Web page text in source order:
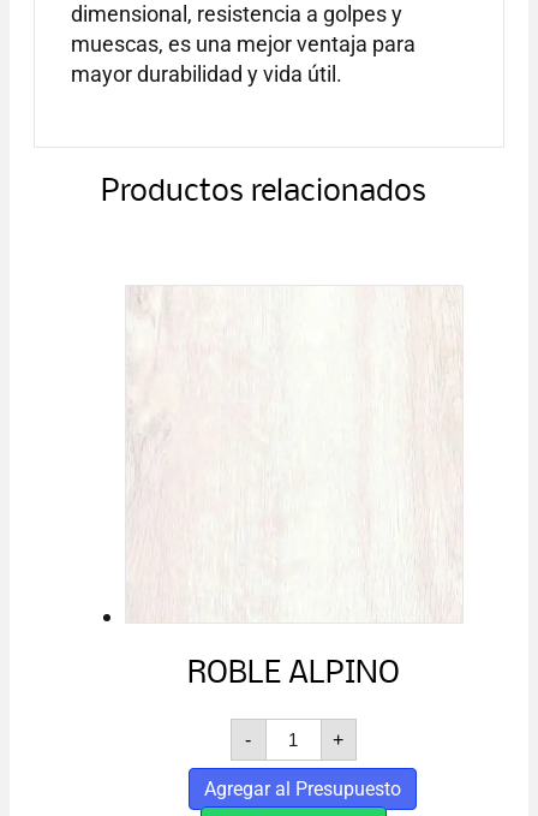
dimensional, resistencia a golpes y
muescas, es una mejor ventaja para
mayor durabilidad y vida útil.
Productos relacionados
ROBLE ALPINO
-
ROBLE
ALPINO
cantidad
+
Agregar al Presupuesto